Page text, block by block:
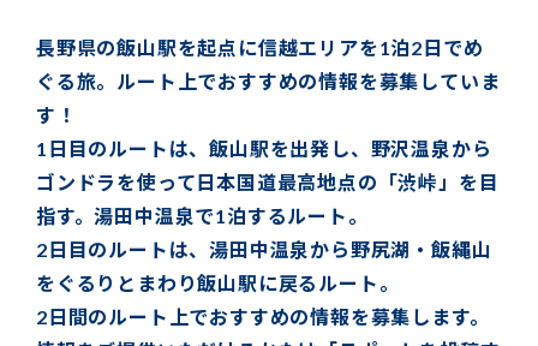
長野県の飯山駅を起点に信越エリアを1泊2日でめ
ぐる旅。ルート上でおすすめの情報を募集していま
す！
1日目のルートは、飯山駅を出発し、野沢温泉から
ゴンドラを使って日本国道最高地点の「渋峠」を目
指す。湯田中温泉で1泊するルート。
2日目のルートは、湯田中温泉から野尻湖・飯縄山
をぐるりとまわり飯山駅に戻るルート。
2日間のルート上でおすすめの情報を募集します。